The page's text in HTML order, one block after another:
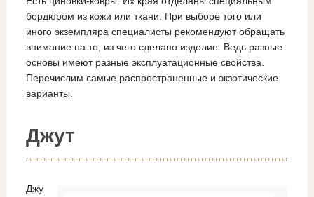
бордюром из кожи или ткани. При выборе того или
иного экземпляра специалисты рекомендуют обращать
внимание на то, из чего сделано изделие. Ведь разные
основы имеют разные эксплуатационные свойства.
Перечислим самые распространенные и экзотические
варианты.
Джут
Джу